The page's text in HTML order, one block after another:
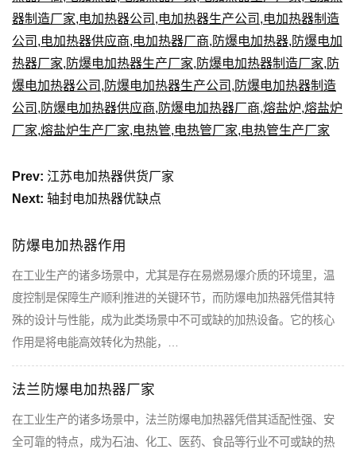
器制造厂家,电加热器公司 ,电加热器生产公司 ,电加热器制造
公司 ,电加热器供应商,电加热器厂商, 防爆电加热器, 防爆电加
热器厂家, 防爆电加热器生产厂家, 防爆电加热器制造厂家, 防
爆电加热器公司 , 防爆电加热器生产公司 , 防爆电加热器制造
公司 , 防爆电加热器供应商, 防爆电加热器厂商,熔盐炉,熔盐炉
厂家,熔盐炉生产厂家,电热管,电热管厂家,电热管生产厂家
Prev: 江苏电加热器供货厂家
Next: 轴封电加热器优缺点
防爆电加热器作用
在工业生产的诸多场景中，尤其是存在易燃易爆介质的环境里，温
度控制是保障生产顺利推进的关键环节，而防爆电加热器凭借其特
殊的设计与性能，成为此类场景中不可或缺的加热设备。它的核心
作用是将电能高效转化为热能，…
法兰防爆电加热器厂家
在工业生产的诸多场景中，法兰防爆电加热器凭借其适配性强、安
全可靠的特点，成为石油、化工、医药、食品等行业不可或缺的热